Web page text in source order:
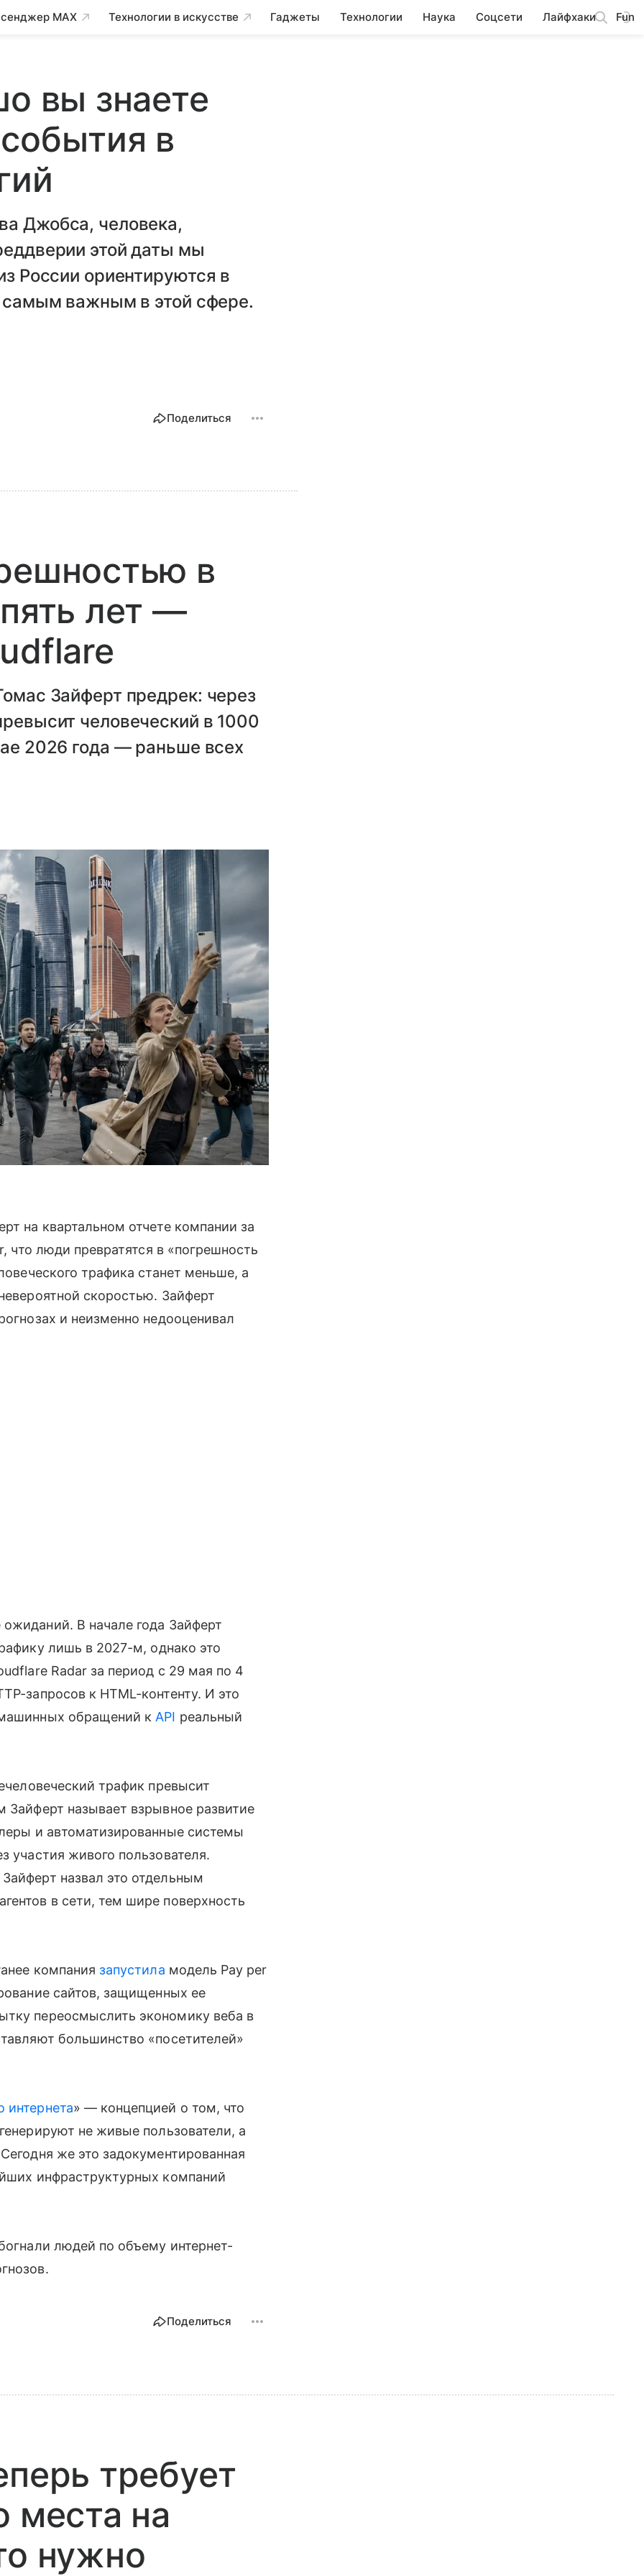
MAX Технологии в искусстве Гаджеты Технологии Наука Соцсети Лайфхаки Fun
вы знаете
в
Джобса, человека,
этой даты мы
России ориентируются в
самым важным в этой сфере.
Поделиться
в
лет —
Зайферт предрек: через
человеческий в 1000
2026 года — раньше всех
на квартальном отчете компании за
что люди превратятся в «погрешность
трафика станет меньше, а
скоростью. Зайферт
и неизменно недооценивал
В начале года Зайферт
лишь в 2027-м, однако это
Radar за период с 29 мая по 4
запросов к HTML-контенту. И это
обращений к API реальный
трафик превысит
называет взрывное развитие
и автоматизированные системы
участия живого пользователя.
назвал это отдельным
в сети, тем шире поверхность
компания запустила модель Pay per
сайтов, защищенных ее
переосмыслить экономику веба в
большинство «посетителей»
интернета» — концепцией о том, что
не живые пользователи, а
же это задокументированная
инфраструктурных компаний
людей по объему интернет-
Поделиться
требует
места на
нужно